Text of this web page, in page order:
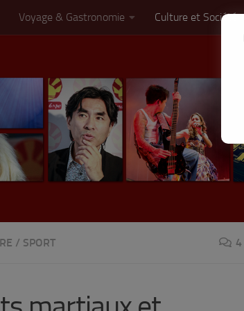
Voyage & Gastronomie Culture et Société
/ SPORT 4